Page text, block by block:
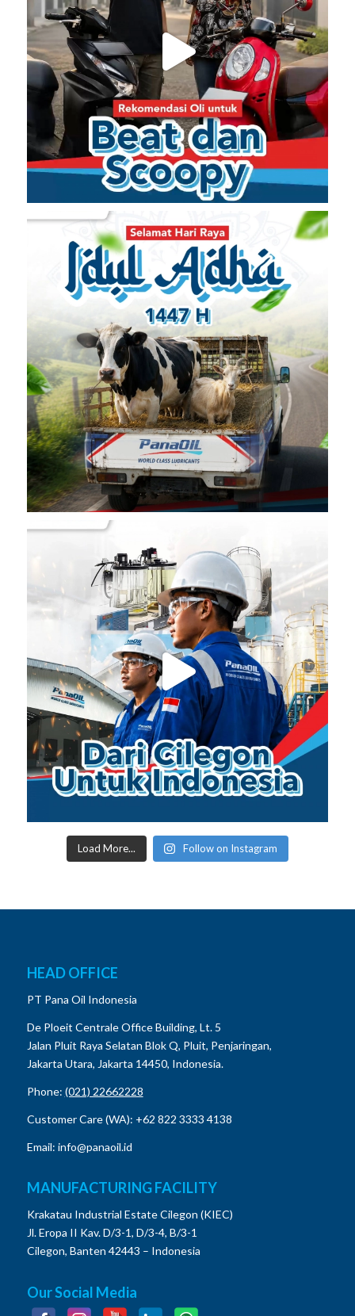
Load More... Follow on Instagram
HEAD OFFICE
PT Pana Oil Indonesia
De Ploeit Centrale Office Building, Lt. 5
Jalan Pluit Raya Selatan Blok Q, Pluit, Penjaringan,
Jakarta Utara, Jakarta 14450, Indonesia.
Phone: (021) 22662228
Customer Care (WA): +62 822 3333 4138
Email: info@panaoil.id
MANUFACTURING FACILITY
Krakatau Industrial Estate Cilegon (KIEC)
Jl. Eropa II Kav. D/3-1, D/3-4, B/3-1
Cilegon, Banten 42443 – Indonesia
Our Social Media